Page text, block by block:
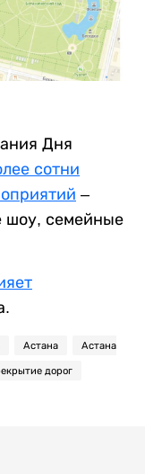
Дня
сотни
–
шоу, семейные
Астана Астана
дорог